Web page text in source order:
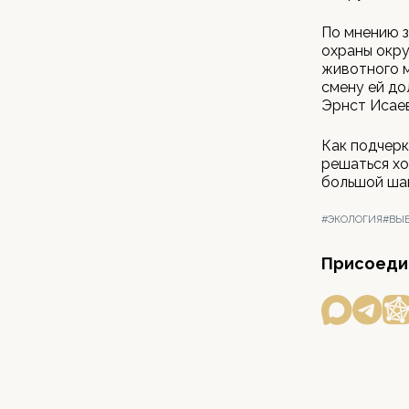
По мнению
охраны
животного
смену ей
Эрнст
Как
решаться
большой
#ЭКОЛОГИЯ